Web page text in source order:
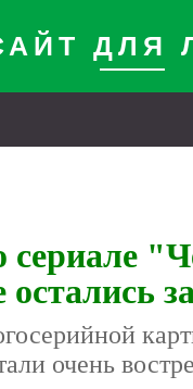
ДЛЯ
очень